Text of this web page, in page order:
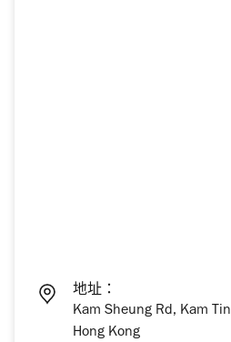
地址：
Kam Sheung Rd, Kam Tin
Hong Kong